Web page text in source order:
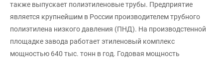
также выпускает полиэтиленовые трубы. Предприятие
является крупнейшим в России производителем трубного
полиэтилена низкого давления (ПНД). На производстенной
площадке завода работает этиленовый комплекс
мощностью 640 тыс. тонн в год. Годовая мощность